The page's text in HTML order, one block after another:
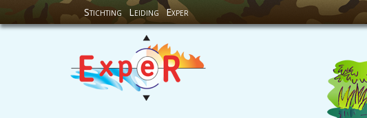
Stichting Leiding Exper